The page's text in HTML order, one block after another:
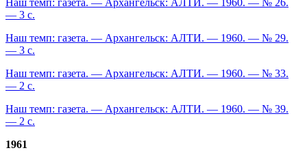
— 3 с.
Наш темп: газета. — Архангельск: АЛТИ. — 1960. — № 29.
— 3 с.
Наш темп: газета. — Архангельск: АЛТИ. — 1960. — № 33.
— 2 с.
Наш темп: газета. — Архангельск: АЛТИ. — 1960. — № 39.
— 2 с.
1961